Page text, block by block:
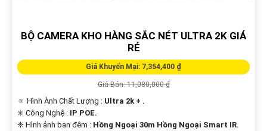
BỘ CAMERA KHO HÀNG SẮC NÉT ULTRA 2K GIÁ
RẺ
Giá Khuyến Mại: 7,354,400 ₫
Giá Bán: 11,080,000 ₫
🔅 Hình Ành Chất Lượng : Ultra 2k + .
✳️ Công Nghệ : IP POE.
❈ Hình ảnh ban đêm : Hồng Ngoại 30m Hồng Ngoại Smart IR.